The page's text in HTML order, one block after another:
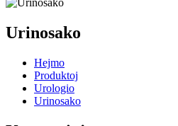
Urinosako
Hejmo
Produktoj
Urologio
Urinosako